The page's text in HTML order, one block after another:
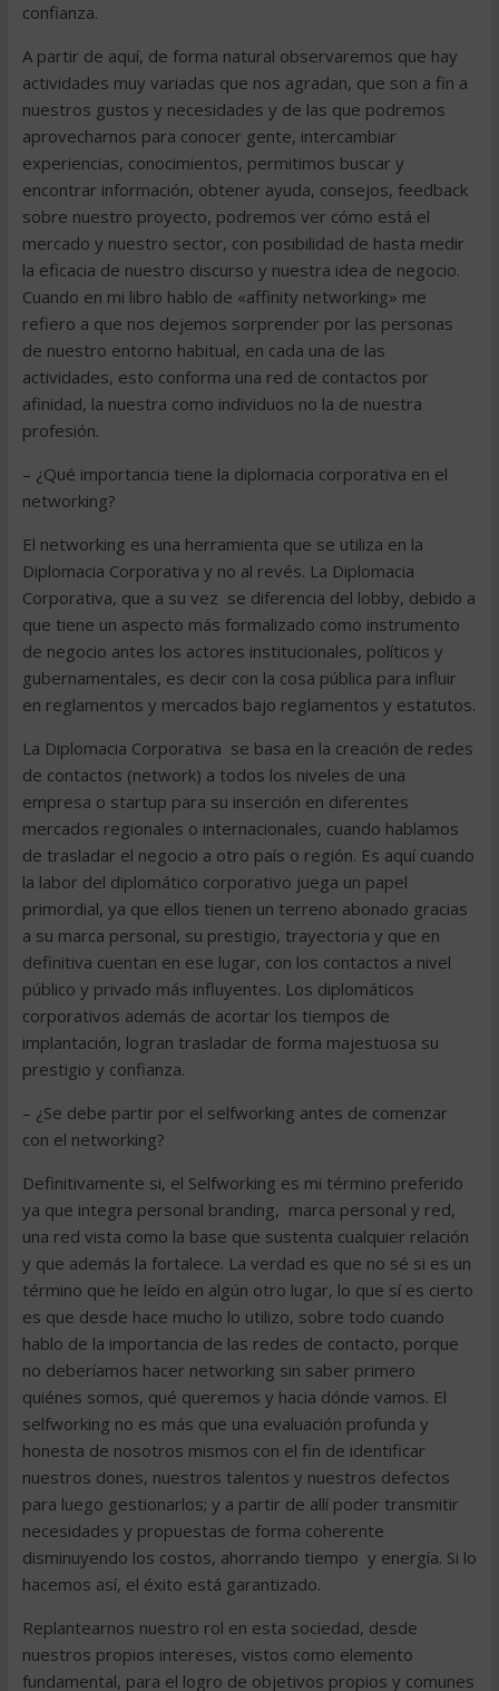
confianza.
A partir de aquí, de forma natural observaremos que hay
actividades muy variadas que nos agradan, que son a fin a
nuestros gustos y necesidades y de las que podremos
aprovecharnos para conocer gente, intercambiar
experiencias, conocimientos, permitimos buscar y
encontrar información, obtener ayuda, consejos, feedback
sobre nuestro proyecto, podremos ver cómo está el
mercado y nuestro sector, con posibilidad de hasta medir
la eficacia de nuestro discurso y nuestra idea de negocio.
Cuando en mi libro hablo de «affinity networking» me
refiero a que nos dejemos sorprender por las personas
de nuestro entorno habitual, en cada una de las
actividades, esto conforma una red de contactos por
afinidad, la nuestra como individuos no la de nuestra
profesión.
– ¿Qué importancia tiene la diplomacia corporativa en el
networking?
El networking es una herramienta que se utiliza en la
Diplomacia Corporativa y no al revés. La Diplomacia
Corporativa, que a su vez se diferencia del lobby, debido a
que tiene un aspecto más formalizado como instrumento
de negocio antes los actores institucionales, políticos y
gubernamentales, es decir con la cosa pública para influir
en reglamentos y mercados bajo reglamentos y estatutos.
La Diplomacia Corporativa se basa en la creación de redes
de contactos (network) a todos los niveles de una
empresa o startup para su inserción en diferentes
mercados regionales o internacionales, cuando hablamos
de trasladar el negocio a otro país o región. Es aquí cuando
la labor del diplomático corporativo juega un papel
primordial, ya que ellos tienen un terreno abonado gracias
a su marca personal, su prestigio, trayectoria y que en
definitiva cuentan en ese lugar, con los contactos a nivel
público y privado más influyentes. Los diplomáticos
corporativos además de acortar los tiempos de
implantación, logran trasladar de forma majestuosa su
prestigio y confianza.
– ¿Se debe partir por el selfworking antes de comenzar
con el networking?
Definitivamente si, el Selfworking es mi término preferido
ya que integra personal branding, marca personal y red,
una red vista como la base que sustenta cualquier relación
y que además la fortalece. La verdad es que no sé si es un
término que he leído en algún otro lugar, lo que sí es cierto
es que desde hace mucho lo utilizo, sobre todo cuando
hablo de la importancia de las redes de contacto, porque
no deberíamos hacer networking sin saber primero
quiénes somos, qué queremos y hacia dónde vamos. El
selfworking no es más que una evaluación profunda y
honesta de nosotros mismos con el fin de identificar
nuestros dones, nuestros talentos y nuestros defectos
para luego gestionarlos; y a partir de allí poder transmitir
necesidades y propuestas de forma coherente
disminuyendo los costos, ahorrando tiempo y energía. Si lo
hacemos así, el éxito está garantizado.
Replantearnos nuestro rol en esta sociedad, desde
nuestros propios intereses, vistos como elemento
fundamental, para el logro de objetivos propios y comunes